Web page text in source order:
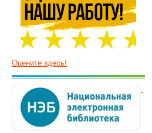
Оцените здесь!